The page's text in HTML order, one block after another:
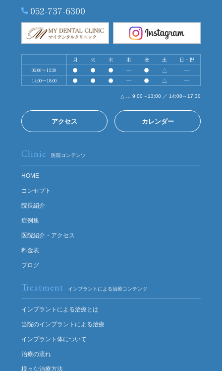
052-737-6300
月 火 水 木 金 土
日・祝
09:00～12:30
● ● ● ― ● △
―
14:00～18:00
● ● ● ― ● △ ―
△ … 9:00～13:00 ／ 14:00～17:30
アクセス カレンダー
Clinic 医院コンテンツ
HOME
コンセプト
院長紹介
症例集
医院紹介・アクセス
料金表
ブログ
Treatment インプラントによる治療コンテンツ
インプラントによる治療とは
当院のインプラントによる治療
インプラント体について
治療の流れ
様々な治療方法